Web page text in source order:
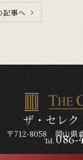
記事へ
ザ・セレ
〒712-8058 岡山県
Tel.086-